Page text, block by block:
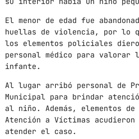
CATEGORÍAS
Blog
Gobierno de Hermosillo
Gobierno de Sonora
Hermosillo
El menor de edad fue
huellas de violencia, por lo
los elementos policiales
personal médico para
infante.
Al lugar arribó personal de
Municipal para brindar
al niño. Además, elementos
Atención a Víctimas
atender el caso.